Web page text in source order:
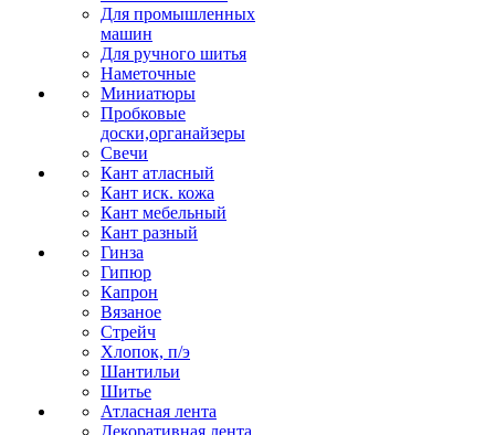
Для промышленных
машин
Для ручного шитья
Наметочные
Миниатюры
Пробковые
доски,органайзеры
Свечи
Кант атласный
Кант иск. кожа
Кант мебельный
Кант разный
Гинза
Гипюр
Капрон
Вязаное
Стрейч
Хлопок, п/э
Шантильи
Шитье
Атласная лента
Декоративная лента